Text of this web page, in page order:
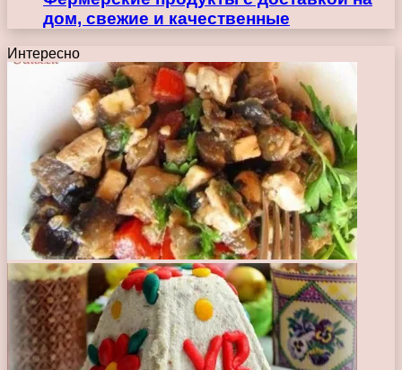
дом, свежие и качественные
Интересно